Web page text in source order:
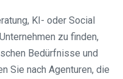
KI- oder Social
zu finden,
Bedürfnisse und
Sie nach Agenturen, die